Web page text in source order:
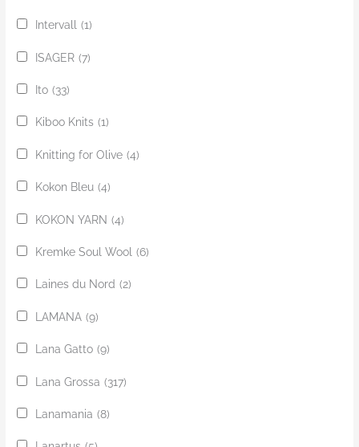
Intervall (1)
ISAGER (7)
Ito (33)
Kiboo Knits (1)
Knitting for Olive (4)
Kokon Bleu (4)
KOKON YARN (4)
Kremke Soul Wool (6)
Laines du Nord (2)
LAMANA (9)
Lana Gatto (9)
Lana Grossa (317)
Lanamania (8)